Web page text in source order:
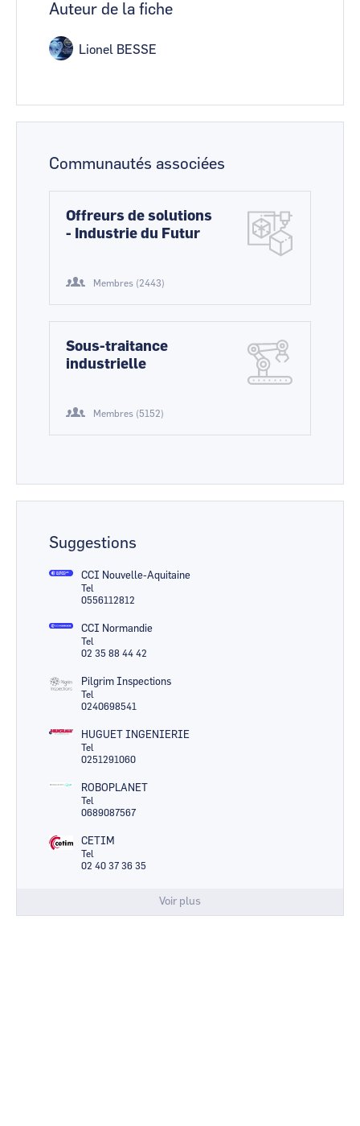
Auteur de la fiche
Lionel BESSE
Communautés associées
Offreurs de solutions
- Industrie du Futur
Membres (2443)
Sous-traitance
industrielle
Membres (5152)
Suggestions
CCI Nouvelle-Aquitaine
Tel
0556112812
CCI Normandie
Tel
02 35 88 44 42
Pilgrim Inspections
Tel
0240698541
HUGUET INGENIERIE
Tel
0251291060
ROBOPLANET
Tel
0689087567
CETIM
Tel
02 40 37 36 35
Voir plus